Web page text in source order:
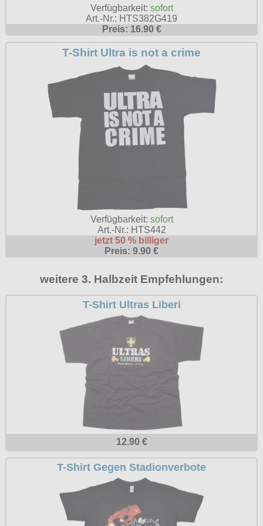
T-Shirts
Taschen
Verschiedenes
Lucky 13
TUK
Verschiedene
Zubehör
Gürtelschnallen
Ketten
Nieten
Thorhammer
Verschiedenes
M
L
XL
XXL
XXXL
XXXXL
XXXXXL
Marken
Alpha Industries
Everlast USA
Lonsdale London
Pit Bull
Thor Steinar
Yakuza
Fliegerjacken
Jogginghosen
Outdoorbekleidung
Petticoats
Poloshirts
T-Shirts
Dobermann
Nordische Götterwelt
Punkrock
Rockabilly
Wikinger
Warenkorb ( 0 | 0.00 € )
--------------
gesamt: 0.00 €
Social Media:
Verfügbarkeit: sofort
Art.-Nr.: HTS382G419
Preis: 16.90 €
T-Shirt Ultra is not a crime
Verfügbarkeit: sofort
Art.-Nr.: HTS442
jetzt 50 % billiger
Preis: 9.90 €
weitere 3. Halbzeit Empfehlungen:
T-Shirt Ultras Liberi
12.90 €
T-Shirt Gegen Stadionverbote